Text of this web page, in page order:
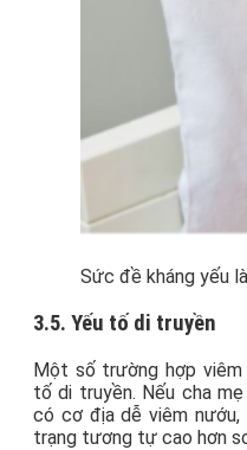
Sức đề kháng yếu
3.5. Yếu tố di truyền
Một số trường hợp viêm
tố di truyền. Nếu cha
có cơ địa dễ viêm
trạng tương tự cao hơn